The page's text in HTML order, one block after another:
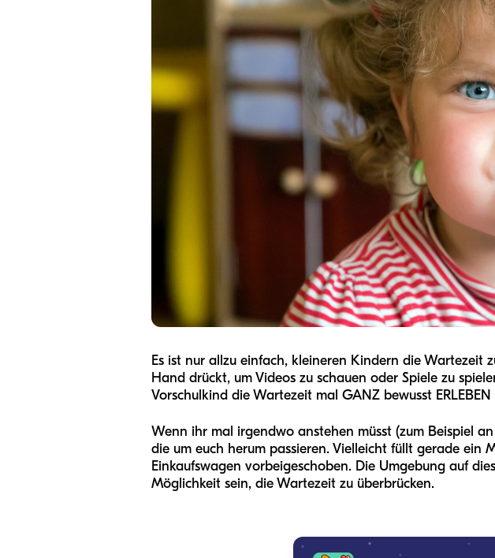
Es ist nur allzu einfach, kleineren Kindern die Wartezeit
Hand drückt, um Videos zu schauen oder Spiele zu
Vorschulkind die Wartezeit mal GANZ bewusst ERLEBEN
Wenn ihr mal irgendwo anstehen müsst (zum Beispiel
die um euch herum passieren. Vielleicht füllt gerade
Einkaufswagen vorbeigeschoben. Die Umgebung auf
Möglichkeit sein, die Wartezeit zu überbrücken.